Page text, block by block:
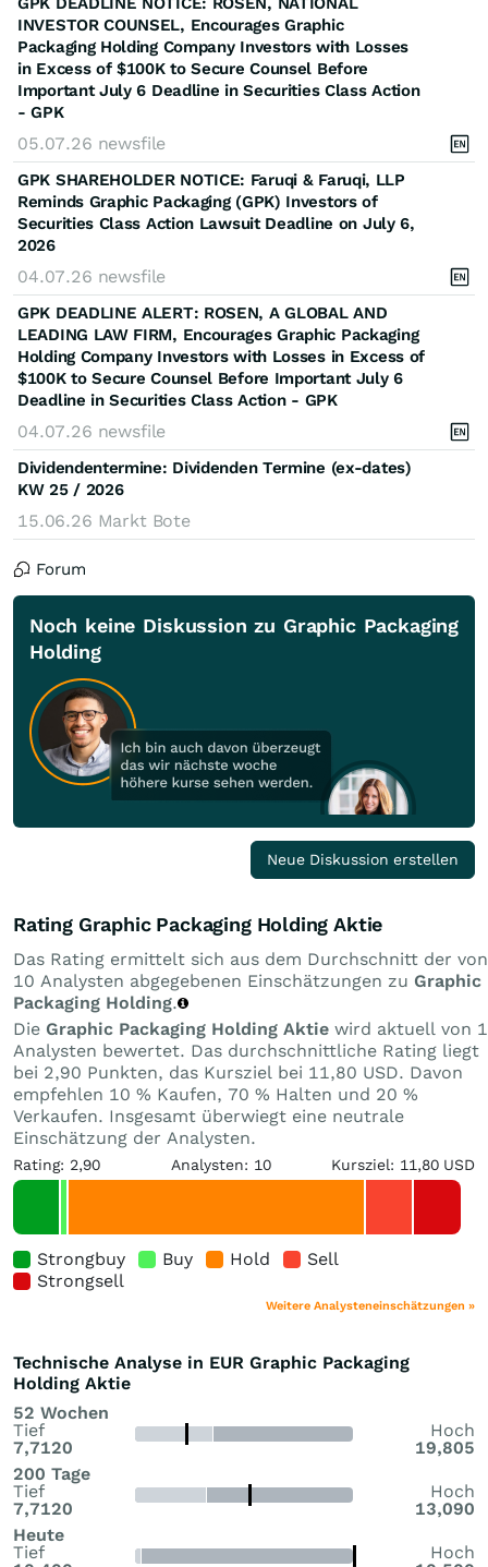
INVESTOR COUNSEL, Encourages Graphic
Packaging Holding Company Investors with Losses
in Excess of $100K to Secure Counsel Before
Important July 6 Deadline in Securities Class Action
- GPK
05.07.26 newsfile
GPK SHAREHOLDER NOTICE: Faruqi & Faruqi, LLP
Reminds Graphic Packaging (GPK) Investors of
Securities Class Action Lawsuit Deadline on July 6,
2026
04.07.26 newsfile
GPK DEADLINE ALERT: ROSEN, A GLOBAL AND
LEADING LAW FIRM, Encourages Graphic Packaging
Holding Company Investors with Losses in Excess of
$100K to Secure Counsel Before Important July 6
Deadline in Securities Class Action - GPK
04.07.26 newsfile
Dividendentermine: Dividenden Termine (ex-dates)
KW 25 / 2026
15.06.26 Markt Bote
Forum
Noch keine Diskussion zu Graphic Packaging
Holding
Neue Diskussion erstellen
Rating Graphic Packaging Holding Aktie
Das Rating ermittelt sich aus dem Durchschnitt der von
10 Analysten abgegebenen Einschätzungen zu Graphic
Packaging Holding.
Die Graphic Packaging Holding Aktie wird aktuell von
Analysten bewertet. Das durchschnittliche Rating liegt
bei 2,90 Punkten, das Kursziel bei 11,80 USD. Davon
empfehlen 10 % Kaufen, 70 % Halten und 20 %
Verkaufen. Insgesamt überwiegt eine neutrale
Einschätzung der Analysten.
Rating: 2,90 Analysten: 10 Kursziel: 11,80 USD
Strongbuy Buy Hold
Sell
Strongsell
Weitere Analysteneinschätzungen »
Technische Analyse in EUR Graphic Packaging
Holding Aktie
52 Wochen
Tief
7,7120
Hoch
19,805
200 Tage
Tief
7,7120
Hoch
13,090
Heute
Tief
Hoch